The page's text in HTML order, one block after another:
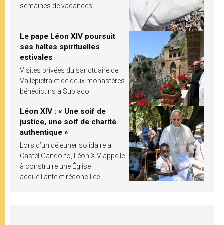
semaines de vacances
Le pape Léon XIV poursuit
ses haltes spirituelles
estivales
Visites privées du sanctuaire de
Vallepietra et de deux monastères
bénédictins à Subiaco
Léon XIV : « Une soif de
justice, une soif de charité
authentique »
Lors d’un déjeuner solidaire à
Castel Gandolfo, Léon XIV appelle
à construire une Église
accueillante et réconciliée